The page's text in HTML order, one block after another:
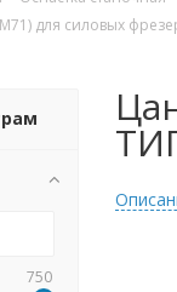
для силовых
750